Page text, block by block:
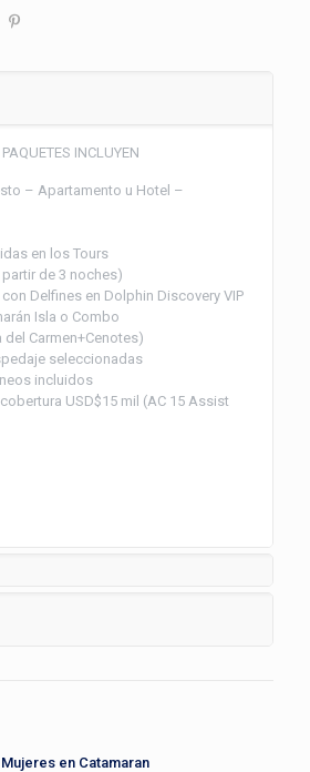
INCLUYEN
– Apartamento u Hotel –
en los Tours
de 3 noches)
Delfines en Dolphin Discovery VIP
Isla o Combo
del Carmen+Cenotes)
seleccionadas
incluidos
USD$15 mil (AC 15 Assist
en Catamaran